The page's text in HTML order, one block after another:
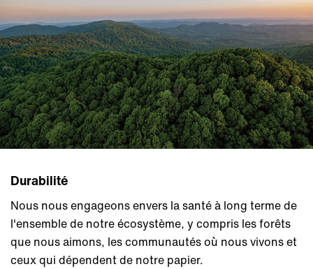
Durabilité
Nous nous engageons envers la santé à long terme de
l'ensemble de notre écosystème, y compris les forêts
que nous aimons, les communautés où nous vivons et
ceux qui dépendent de notre papier.